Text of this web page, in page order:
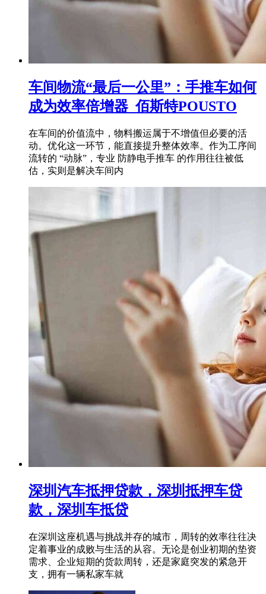
车间物流“最后一公里”：手推车如何
成为效率倍增器_佰斯特POUSTO
在车间的价值流中，物料搬运属于不增值但必要的活
动。优化这一环节，能直接提升整体效率。作为工序间
流转的 “动脉”，专业 防静电手推车 的作用往往被低
估，实则是解决车间内
深圳汽车抵押贷款，深圳抵押车贷
款，深圳车抵贷
在深圳这座机遇与挑战并存的城市，周转的效率往往决
定着事业的成败与生活的从容。无论是创业初期的垫资
需求、企业短期的货款周转，还是家庭突发的紧急开
支，拥有一辆私家车就